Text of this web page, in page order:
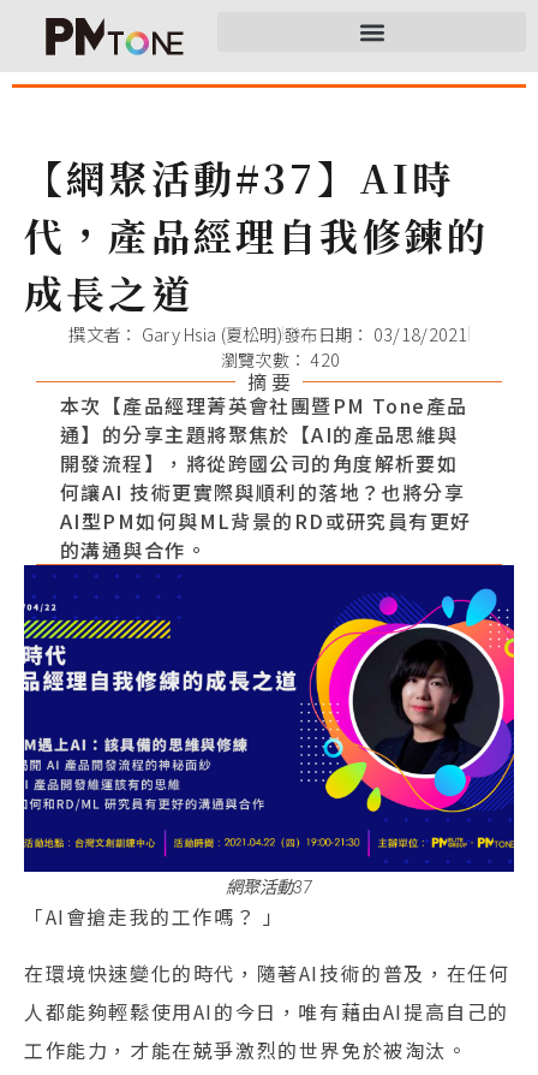
【網聚活動#37】AI時
代，產品經理自我修鍊的
成長之道
撰文者： Gary Hsia (夏松明)發布日期： 03/18/2021
瀏覽次數： 420
摘 要
本次【產品經理菁英會社團暨PM Tone產品
通】的分享主題將聚焦於【AI的產品思維與
開發流程】，將從跨國公司的角度解析要如
何讓AI 技術更實際與順利的落地？也將分享
AI型PM如何與ML背景的RD或研究員有更好
的溝通與合作。
網聚活動37
「AI會搶走我的工作嗎？ 」
在環境快速變化的時代，隨著AI技術的普及，在任何
人都能夠輕鬆使用AI的今日，唯有藉由AI提高自己的
工作能力，才能在兢爭激烈的世界免於被淘汰。